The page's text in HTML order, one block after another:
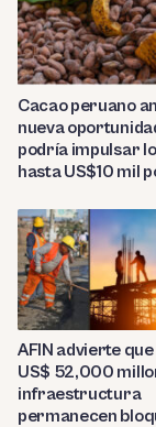
Cacao peruano
nueva
podría impulsar
hasta US$10 mil
AFIN advierte
US$ 52,000
infraestructura
permanecen